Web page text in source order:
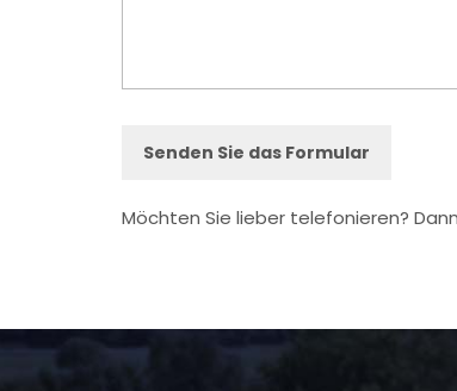
Möchten Sie lieber telefonieren?